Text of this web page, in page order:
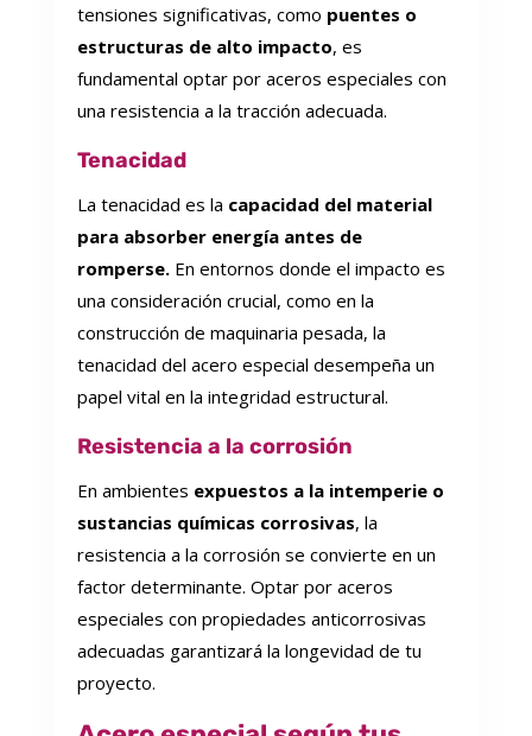
tensiones significativas, como puentes o
estructuras de alto impacto, es
fundamental optar por aceros especiales con
una resistencia a la tracción adecuada.
Tenacidad
La tenacidad es la capacidad del material
para absorber energía antes de
romperse.En entornos donde el impacto es
una consideración crucial, como en la
construcción de maquinaria pesada, la
tenacidad del acero especial desempeña un
papel vital en la integridad estructural.
Resistencia a la corrosión
En ambientes expuestos a la intemperie o
sustancias químicas corrosivas, la
resistencia a la corrosión se convierte en un
factor determinante. Optar por aceros
especiales con propiedades anticorrosivas
adecuadas garantizará la longevidad de tu
proyecto.